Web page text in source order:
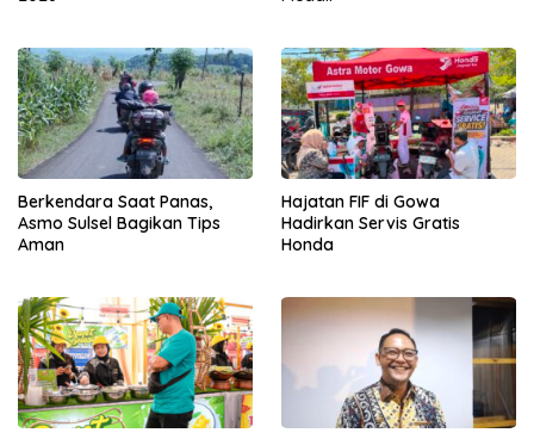
Berkendara Saat Panas,
Asmo Sulsel Bagikan Tips
Aman
Hajatan FIF di Gowa
Hadirkan Servis Gratis
Honda